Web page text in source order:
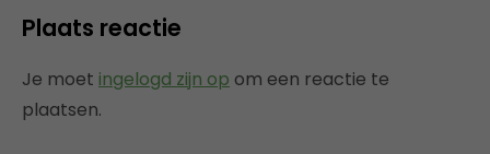
Plaats reactie
Je moet ingelogd zijn op om een reactie te
plaatsen.